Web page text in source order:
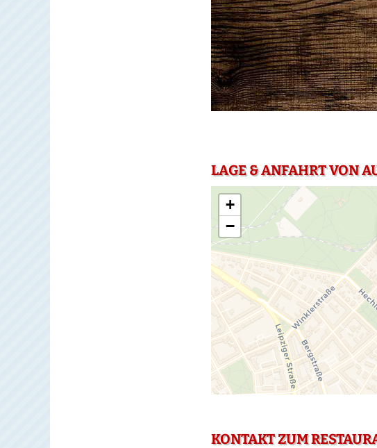
LAGE & ANFAHRT VON
+
−
KONTAKT ZUM